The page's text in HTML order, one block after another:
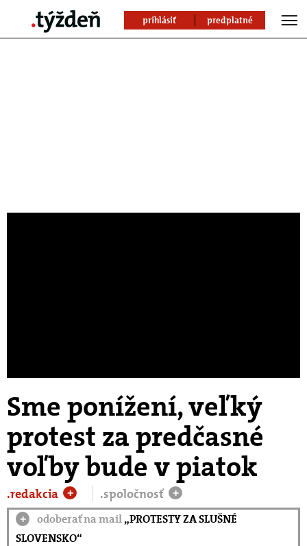
prihlásiť predplatné
Sme ponížení, veľký
protest za predčasné
voľby bude v piatok
.redakcia + .spoločnosť +
+ odoberať na mail„PROTESTY ZA SLUŠNÉ
SLOVENSKO“